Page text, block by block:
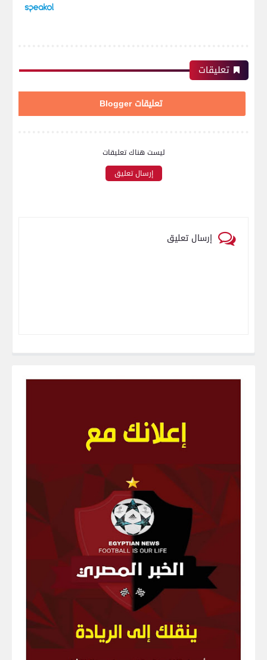
تعليقات
تعليقات Blogger
ليست هناك تعليقات
إرسال تعليق
إرسال تعليق